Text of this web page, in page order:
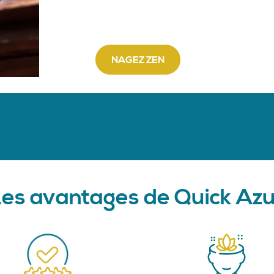
NAGEZ ZEN
avantages de Quick